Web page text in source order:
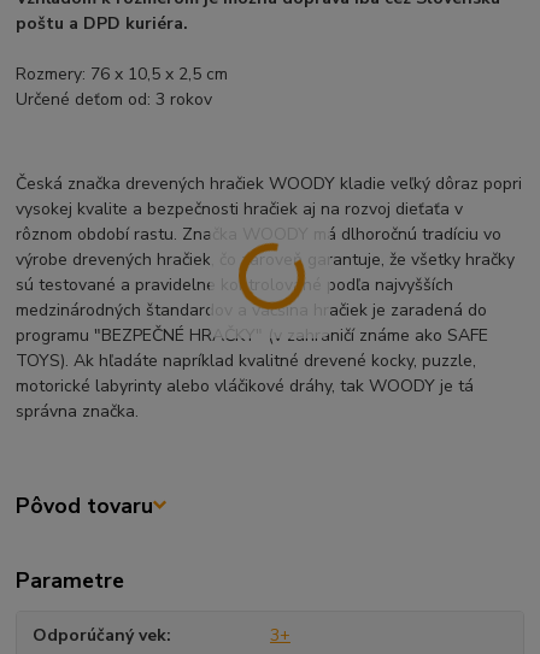
poštu a DPD kuriéra.
Rozmery: 76 x 10,5 x 2,5 cm
Určené deťom od: 3 rokov
Česká značka drevených hračiek WOODY kladie veľký dôraz popri
vysokej kvalite a bezpečnosti hračiek aj na rozvoj dieťaťa v
rôznom období rastu. Značka WOODY má dlhoročnú tradíciu vo
výrobe drevených hračiek, čo zároveň garantuje, že všetky hračky
sú testované a pravidelne kontrolované podľa najvyšších
medzinárodných štandardov a väčšina hračiek je zaradená do
programu "BEZPEČNÉ HRAČKY" (v zahraničí známe ako SAFE
TOYS). Ak hľadáte napríklad kvalitné drevené kocky, puzzle,
motorické labyrinty alebo vláčikové dráhy, tak WOODY je tá
správna značka.
Pôvod tovaru
Parametre
Odporúčaný vek 3+